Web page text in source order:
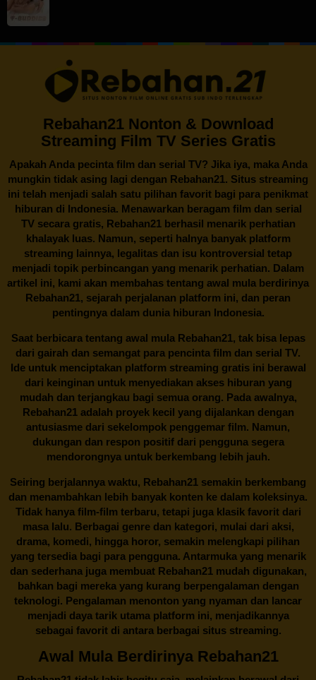
Rebahan21 Nonton & Download
Streaming Film TV Series Gratis
Apakah Anda pecinta film dan serial TV? Jika iya, maka Anda
mungkin tidak asing lagi dengan Rebahan21. Situs streaming
ini telah menjadi salah satu pilihan favorit bagi para penikmat
hiburan di Indonesia. Menawarkan beragam film dan serial
TV secara gratis, Rebahan21berhasil menarik perhatian
khalayak luas. Namun, seperti halnya banyak platform
streaming lainnya, legalitas dan isu kontroversial tetap
menjadi topik perbincangan yang menarik perhatian. Dalam
artikel ini, kami akan membahas tentang awal mula berdirinya
Rebahan21, sejarah perjalanan platform ini, dan peran
pentingnya dalam dunia hiburan Indonesia.
Saat berbicara tentang awal mula Rebahan21, tak bisa lepas
dari gairah dan semangat para pencinta film dan serial TV.
Ide untuk menciptakan platform streaming gratis ini berawal
dari keinginan untuk menyediakan akses hiburan yang
mudah dan terjangkau bagi semua orang. Pada awalnya,
Rebahan21 adalah proyek kecil yang dijalankan dengan
antusiasme dari sekelompok penggemar film. Namun,
dukungan dan respon positif dari pengguna segera
mendorongnya untuk berkembang lebih jauh.
Seiring berjalannya waktu, Rebahan21 semakin berkembang
dan menambahkan lebih banyak konten ke dalam koleksinya.
Tidak hanya film-film terbaru, tetapi juga klasik favorit dari
masa lalu. Berbagai genre dan kategori, mulai dari aksi,
drama, komedi, hingga horor, semakin melengkapi pilihan
yang tersedia bagi para pengguna. Antarmuka yang menarik
dan sederhana juga membuatRebahan21mudah digunakan,
bahkan bagi mereka yang kurang berpengalaman dengan
teknologi. Pengalaman menonton yang nyaman dan lancar
menjadi daya tarik utama platform ini, menjadikannya
sebagai favorit di antara berbagai situs streaming.
Awal Mula Berdirinya Rebahan21